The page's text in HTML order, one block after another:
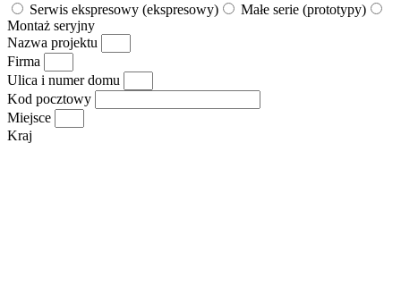
Serwis ekspresowy (ekspresowy)
Małe serie (prototypy)
Montaż seryjny
Nazwa projektu
Firma
Ulica i numer domu
Kod pocztowy
Miejsce
Kraj